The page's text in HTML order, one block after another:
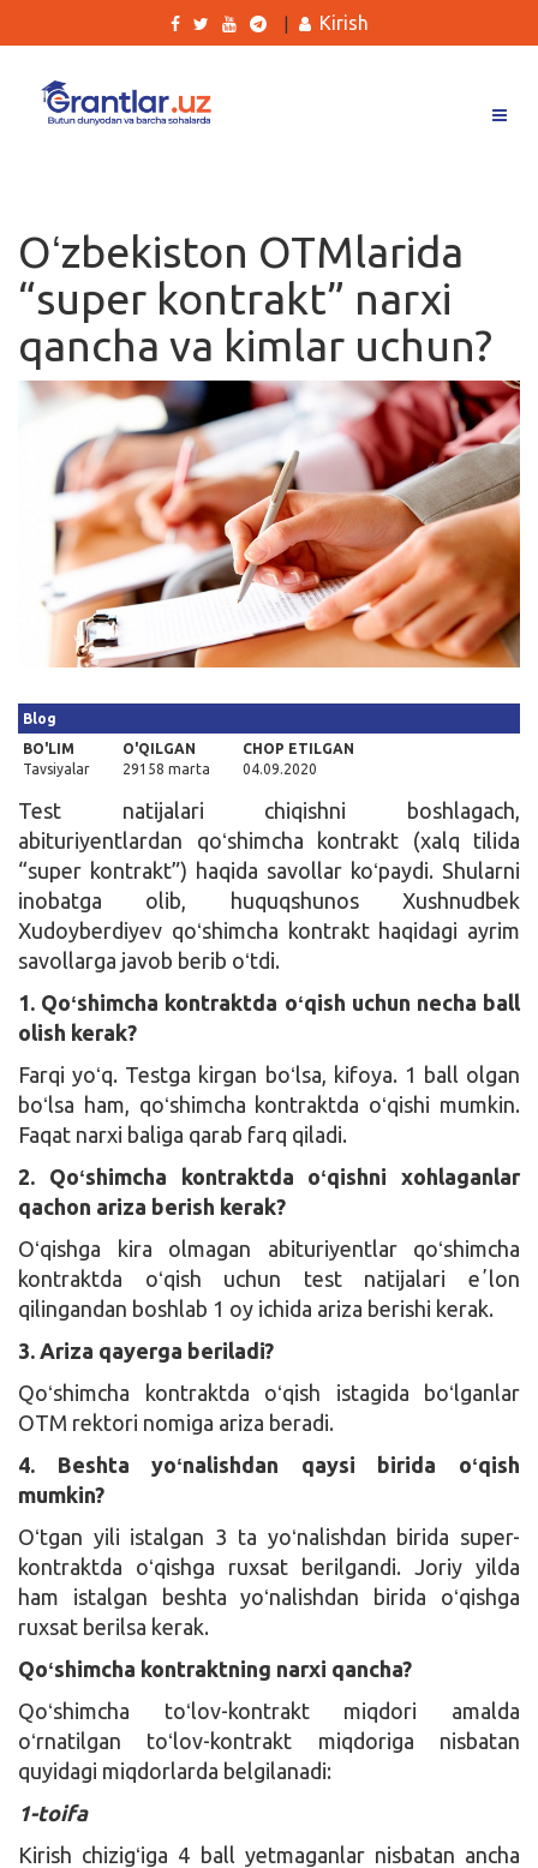
Ishlar
Kurslar
Blog
Yana
Qidirish
Kirish
Kirish
Oʻzbekiston OTMlarida
“super kontrakt” narxi
qancha va kimlar uchun?
Blog
BO'LIM
Tavsiyalar
O'QILGAN
29158 marta
CHOP ETILGAN
04.09.2020
Test natijalari chiqishni boshlagach,
abituriyentlardan qoʻshimcha kontrakt (xalq tilida
“super kontrakt”) haqida savollar koʻpaydi. Shularni
inobatga olib, huquqshunos Xushnudbek
Xudoyberdiyev qoʻshimcha kontrakt haqidagi ayrim
savollarga javob berib oʻtdi.
1. Qoʻshimcha kontraktda oʻqish uchun necha ball
olish kerak?
Farqi yoʻq. Testga kirgan boʻlsa, kifoya. 1 ball olgan
boʻlsa ham, qoʻshimcha kontraktda oʻqishi mumkin.
Faqat narxi baliga qarab farq qiladi.
2. Qoʻshimcha kontraktda oʻqishni xohlaganlar
qachon ariza berish kerak?
Oʻqishga kira olmagan abituriyentlar qoʻshimcha
kontraktda oʻqish uchun test natijalari eʼlon
qilingandan boshlab 1 oy ichida ariza berishi kerak.
3. Ariza qayerga beriladi?
Qoʻshimcha kontraktda oʻqish istagida boʻlganlar
OTM rektori nomiga ariza beradi.
4. Beshta yoʻnalishdan qaysi birida oʻqish
mumkin?
Oʻtgan yili istalgan 3 ta yoʻnalishdan birida super-
kontraktda oʻqishga ruxsat berilgandi. Joriy yilda
ham istalgan beshta yoʻnalishdan birida oʻqishga
ruxsat berilsa kerak.
Qoʻshimcha kontraktning narxi qancha?
Qoʻshimcha toʻlov-kontrakt miqdori amalda
oʻrnatilgan toʻlov-kontrakt miqdoriga nisbatan
quyidagi miqdorlarda belgilanadi:
1-toifa
Kirish chizigʻiga 4 ball yetmaganlar nisbatan ancha